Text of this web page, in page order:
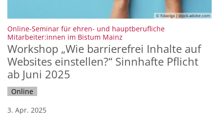
© fidaolga | stock.adobe.com
Online-Seminar für ehren- und hauptberufliche
Mitarbeiter:innen im Bistum Mainz
Workshop „Wie barrierefrei Inhalte auf
Websites einstellen?“ Sinnhafte Pflicht
ab Juni 2025
Online
3. Apr. 2025